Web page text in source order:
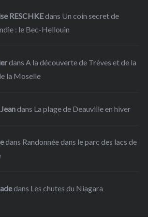
RESCHKEdans Un coin secret de
: le Bec-Hellouin
dansA la découverte de Trèves et de la
la Moselle
dans La plage de Deauville en hiver
dans Randonnée dans le parc des lacs de
dans Les chutes du Niagara